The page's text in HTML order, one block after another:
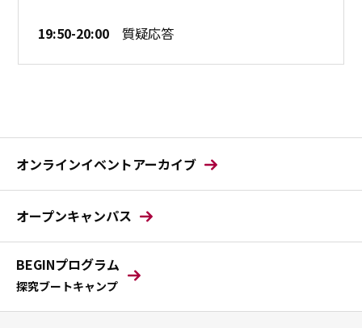
19:50-20:00 質疑応答
オンラインイベントアーカイブ
オープンキャンパス
BEGINプログラム
探究ブートキャンプ